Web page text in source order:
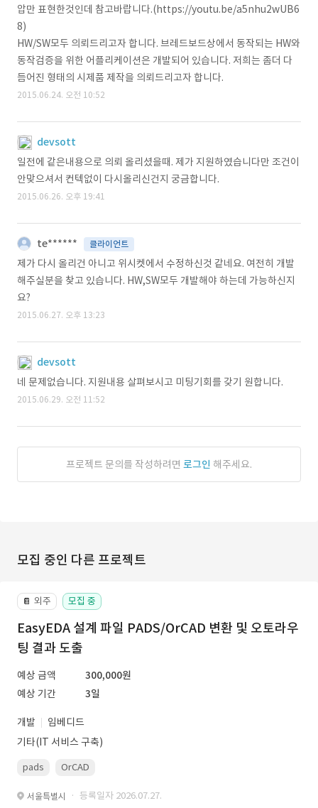
압만 표현한것인데 참고바랍니다.(https://youtu.be/a5nhu2wUB6
8)
HW/SW모두 의뢰드리고자 합니다. 브레드보드상에서 동작되는 HW와
동작검증을 위한 어플리케이션은 개발되어 있습니다. 저희는 좀더 다
듬어진 형태의 시제품 제작을 의뢰드리고자 합니다.
2015.06.24. 오전 10:52
devsott
일전에 같은내용으로 의뢰 올리셨을때. 제가 지원하였습니다만 조건이
안맞으셔서 컨텍없이 다시올리신건지 궁금합니다.
2015.06.26. 오후 19:41
te****** 클라이언트
제가 다시 올리건 아니고 위시켓에서 수정하신것 같네요. 여전히 개발
해주실분을 찾고 있습니다. HW,SW모두 개발해야 하는데 가능하신지
요?
2015.06.27. 오후 13:23
devsott
네 문제없습니다. 지원내용 살펴보시고 미팅기회를 갖기 원합니다.
2015.06.29. 오전 11:52
프로젝트 문의를 작성하려면 로그인 해주세요.
모집 중인 다른 프로젝트
📔 외주 모집 중
EasyEDA 설계 파일 PADS/OrCAD 변환 및 오토라우
팅 결과 도출
예상 금액
300,000원
예상 기간
3일
개발
임베디드
기타(IT 서비스 구축)
pads OrCAD
서울특별시 · 등록일자 2026.07.27.